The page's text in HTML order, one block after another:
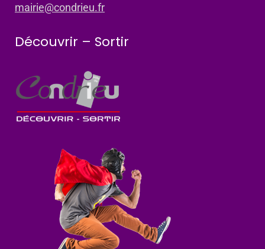
mairie@condrieu.fr
Découvrir – Sortir